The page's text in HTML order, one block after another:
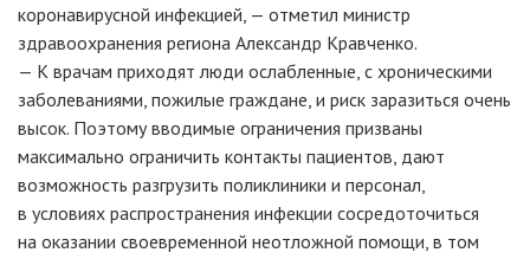
коронавирусной инфекцией, — отметил министр
здравоохранения региона Александр Кравченко.
— К врачам приходят люди ослабленные, с хроническими
заболеваниями, пожилые граждане, и риск заразиться очень
высок. Поэтому вводимые ограничения призваны
максимально ограничить контакты пациентов, дают
возможность разгрузить поликлиники и персонал,
в условиях распространения инфекции сосредоточиться
на оказании своевременной неотложной помощи, в том